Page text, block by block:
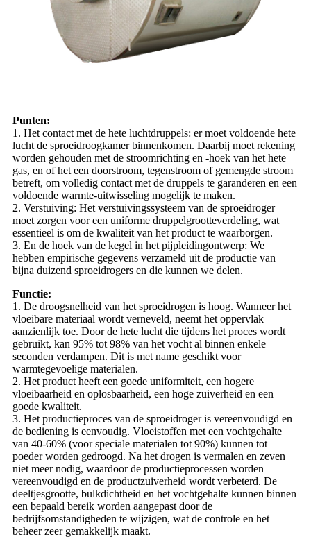
Punten:
1. Het contact met de hete luchtdruppels: er moet voldoende hete
lucht de sproeidroogkamer binnenkomen. Daarbij moet rekening
worden gehouden met de stroomrichting en -hoek van het hete
gas, en of het een doorstroom, tegenstroom of gemengde stroom
betreft, om volledig contact met de druppels te garanderen en een
voldoende warmte-uitwisseling mogelijk te maken.
2. Verstuiving: Het verstuivingssysteem van de sproeidroger
moet zorgen voor een uniforme druppelgrootteverdeling, wat
essentieel is om de kwaliteit van het product te waarborgen.
3. En de hoek van de kegel in het pijpleidingontwerp: We
hebben empirische gegevens verzameld uit de productie van
bijna duizend sproeidrogers en die kunnen we delen.
Functie:
1. De droogsnelheid van het sproeidrogen is hoog. Wanneer het
vloeibare materiaal wordt verneveld, neemt het oppervlak
aanzienlijk toe. Door de hete lucht die tijdens het proces wordt
gebruikt, kan 95% tot 98% van het vocht al binnen enkele
seconden verdampen. Dit is met name geschikt voor
warmtegevoelige materialen.
2. Het product heeft een goede uniformiteit, een hogere
vloeibaarheid en oplosbaarheid, een hoge zuiverheid en een
goede kwaliteit.
3. Het productieproces van de sproeidroger is vereenvoudigd en
de bediening is eenvoudig. Vloeistoffen met een vochtgehalte
van 40-60% (voor speciale materialen tot 90%) kunnen tot
poeder worden gedroogd. Na het drogen is vermalen en zeven
niet meer nodig, waardoor de productieprocessen worden
vereenvoudigd en de productzuiverheid wordt verbeterd. De
deeltjesgrootte, bulkdichtheid en het vochtgehalte kunnen binnen
een bepaald bereik worden aangepast door de
bedrijfsomstandigheden te wijzigen, wat de controle en het
beheer zeer gemakkelijk maakt.